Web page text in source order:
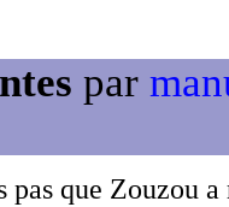
par
que Zouzou a